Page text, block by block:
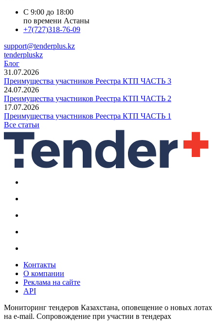
С 9:00 до 18:00
по времени Астаны
+7(727)318-76-09
support@tenderplus.kz
tenderpluskz
Блог
31.07.2026
Преимущества участников Реестра КТП ЧАСТЬ 3
24.07.2026
Преимущества участников Реестра КТП ЧАСТЬ 2
17.07.2026
Преимущества участников Реестра КТП ЧАСТЬ 1
Все статьи
Контакты
О компании
Реклама на сайте
API
Мониторинг тендеров Казахстана, оповещение о новых лотах
на e-mail. Сопровождение при участии в тендерах